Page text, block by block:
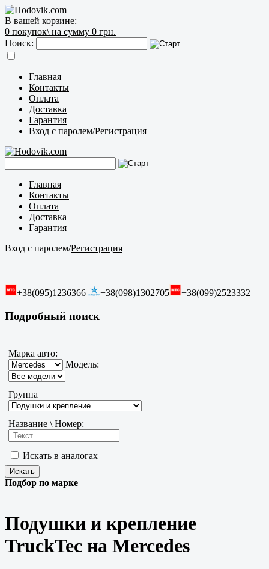
В вашей корзине:
0 покупок\ на сумму 0 грн.
Поиск:
Главная
Контакты
Оплата
Доставка
Гарантия
Вход с паролем/Регистрация
Главная
Контакты
Оплата
Доставка
Гарантия
Вход с паролем/Регистрация
+38(095)1236366 +38(098)1302705 +38(099)2523332
Подробный поиск
Марка авто:
Модель:
Группа
Название \ Номер:
Искать в аналогах
Подбор по марке
Подушки и крепление
TruckTec на Mercedes